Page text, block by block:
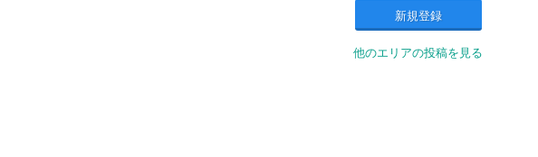
新規登録
他のエリアの投稿を見る